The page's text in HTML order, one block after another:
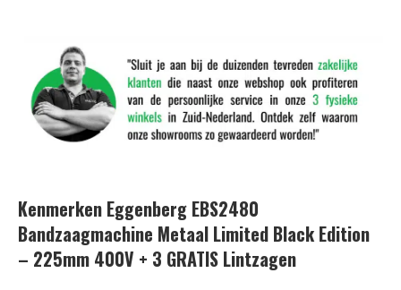
Kenmerken Eggenberg EBS2480
Bandzaagmachine Metaal Limited Black Edition
– 225mm 400V + 3 GRATIS Lintzagen